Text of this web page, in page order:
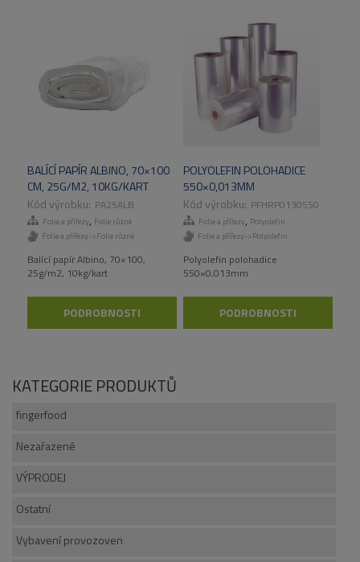
BALÍCÍ PAPÍR ALBINO, 70×100
CM, 25G/M2, 10KG/KART
PA25ALB
Folie a přířezy, Folie různé
Folie a přířezy->Folie různé
Balící papír Albino, 70×100,
25g/m2, 10kg/kart
PODROBNOSTI
POLYOLEFIN POLOHADICE
550×0,013MM
PFHRP0130550
Folie a přířezy, Polyolefin
Folie a přířezy->Polyolefin
Polyolefin polohadice
550×0,013mm
PODROBNOSTI
KATEGORIE PRODUKTŮ
fingerfood
Nezařazené
VÝPRODEJ
Ostatní
Vybavení provozoven